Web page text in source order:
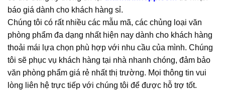
báo giá dành cho khách hàng sỉ.
Chúng tôi có rất nhiều các mẫu mã, các chủng loại văn
phòng phẩm đa dạng nhất hiện nay dành cho khách hàng
thoải mái lựa chọn phù hợp với nhu cầu của mình. Chúng
tôi sẽ phục vụ khách hàng tại nhà nhanh chóng, đảm bảo
văn phòng phẩm giá rẻ nhất thị trường. Mọi thông tin vui
lòng liên hệ trực tiếp với chúng tôi để được hỗ trợ tốt.